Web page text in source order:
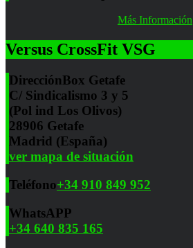
Más Información
Versus CrossFit VSG
DirecciónBox Getafe
C/ Sindicalismo 3 y 5
(Pol ind Los Olivos)
28906 Getafe
Madrid (España)
ver mapa de situación
Teléfono+34 910 849 952
WhatsAPP
+34 640 835 165